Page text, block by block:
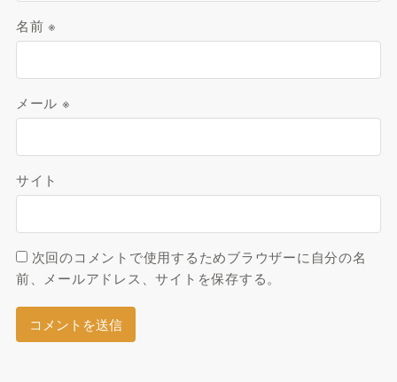
名前※
メール ※
サイト
次回のコメントで使用するためブラウザーに自分の名
前、メールアドレス、サイトを保存する。